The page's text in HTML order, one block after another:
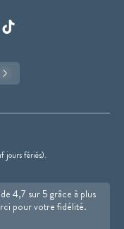
jours fériés).
4,7 sur 5 grâce à plus
pour votre fidélité.